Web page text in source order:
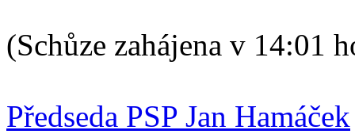
(Schůze zahájena v 14:01
Předseda PSP Jan Hamáček